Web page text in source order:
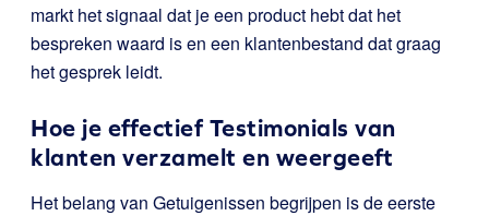
markt het signaal dat je een product hebt dat het
bespreken waard is en een klantenbestand dat graag
het gesprek leidt.
Hoe je effectief Testimonials van
klanten verzamelt en weergeeft
Het belang van Getuigenissen begrijpen is de eerste